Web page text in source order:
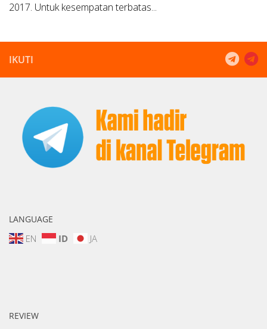
2017. Untuk kesempatan terbatas...
IKUTI
LANGUAGE
EN ID JA
REVIEW